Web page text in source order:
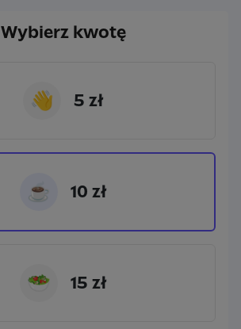
Wybierz kwotę
👋 5 zł
☕ 10 zł
🥗 15 zł